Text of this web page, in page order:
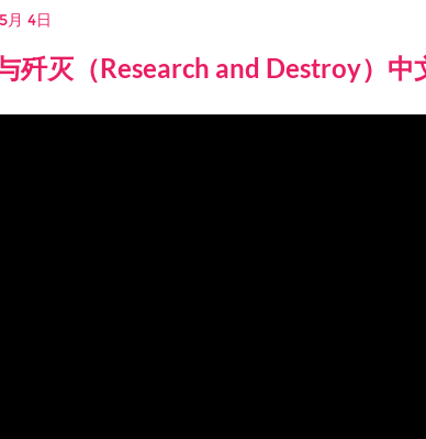
月 4日
歼灭（Research and Destroy）中